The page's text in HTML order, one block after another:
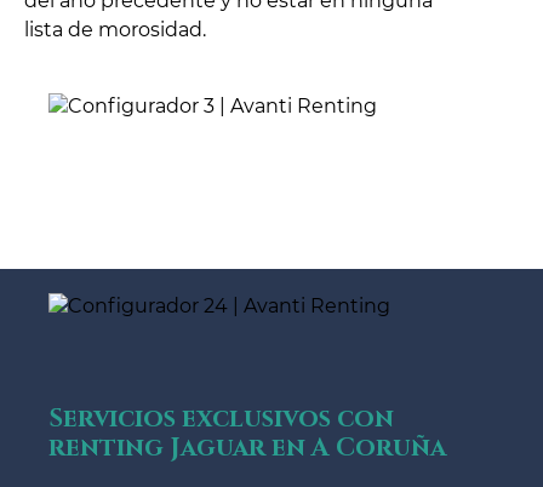
lista de morosidad.
Servicios exclusivos con
renting Jaguar en A Coruña